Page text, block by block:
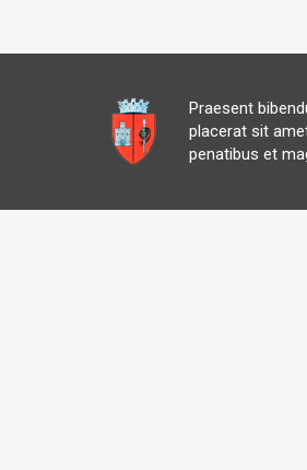
Praesent
placerat sit
penatibus et